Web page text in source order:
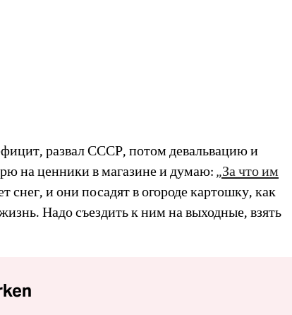
развал СССР, потом девальвацию и
на ценники в магазине и думаю: „За что им
снег, и они посадят в огороде картошку, как
Надо съездить к ним на выходные, взять